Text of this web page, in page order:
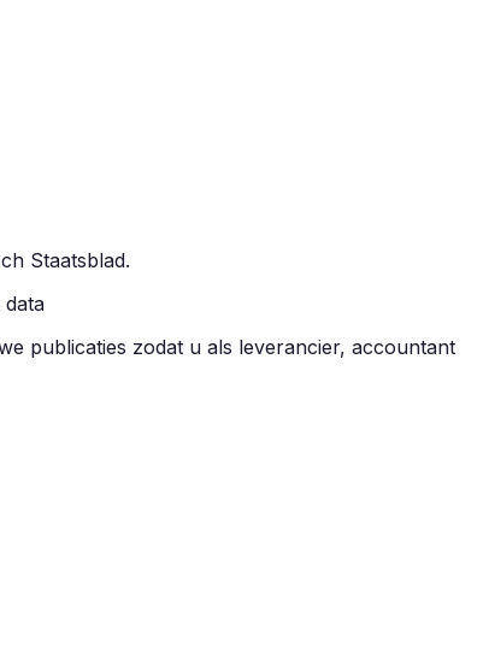
Staatsblad.
data
publicaties zodat u als leverancier, accountant